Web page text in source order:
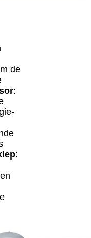
de
:
: